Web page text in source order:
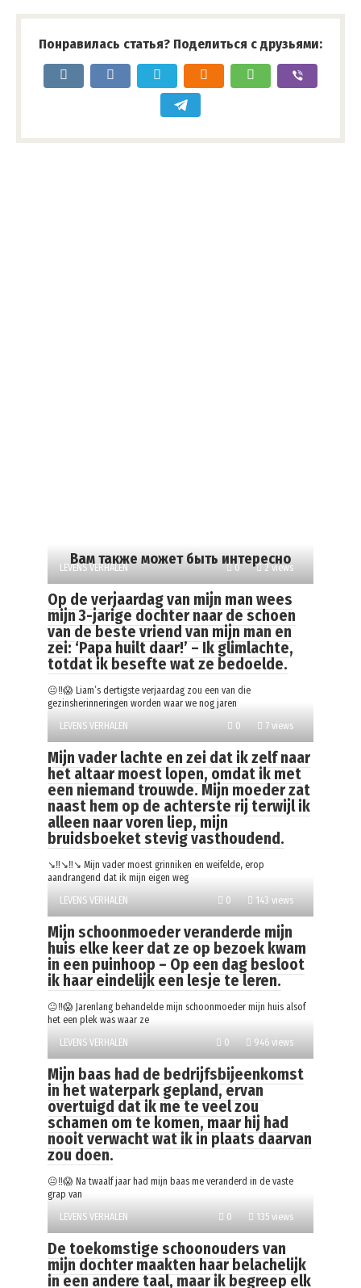
Понравилась статья? Поделиться с друзьями:
Вам также может быть интересно
LEVENS VERHALEN 0 2 views
Op de verjaardag van mijn man wees
mijn 3-jarige dochter naar de schoen
van de beste vriend van mijn man en
zei: ‘Papa huilt daar!’ – Ik glimlachte,
totdat ik besefte wat ze bedoelde.
😐‼️😱 Liam’s dertigste verjaardag zou een van die
gezinsherinneringen worden waar we nog jaren
LEVENS VERHALEN
0 7 views
Mijn vader lachte en zei dat ik zelf naar
het altaar moest lopen, omdat ik met
een niemand trouwde. Mijn moeder zat
naast hem op de achterste rij terwijl ik
alleen naar voren liep, mijn
bruidsboeket stevig vasthoudend.
↘️‼️↘️‼️↘️ Mijn vader moest grinniken en weifelde, erop
aandrangend dat ik mijn eigen weg
LEVENS VERHALEN
0 143 views
Mijn schoonmoeder veranderde mijn
huis elke keer dat ze op bezoek kwam
in een puinhoop – Op een dag besloot
ik haar eindelijk een lesje te leren.
😐‼️😱 Jarenlang behandelde mijn schoonmoeder mijn huis alsof
het een plek was waar ze
LEVENS VERHALEN
0 946 views
Mijn baas had de bedrijfsbijeenkomst
in het waterpark gepland, ervan
overtuigd dat ik me te veel zou
schamen om te komen, maar hij had
nooit verwacht wat ik in plaats daarvan
zou doen.
😐‼️😱 Na twaalf jaar had mijn baas me veranderd in de vaste
grap van
LEVENS VERHALEN
0 135 views
De toekomstige schoonouders van
mijn dochter maakten haar belachelijk
in een andere taal, maar ik begreep elk